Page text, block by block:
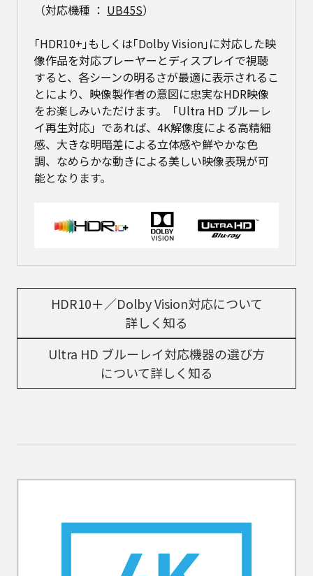
（対応機種 ： UB45S）
｢HDR10+｣もしくは｢Dolby Vision｣に対応した映
像作品を対応プレーヤーとディスプレイで視聴
すると、各シーンの明るさが最適に表示されるこ
とにより、映像製作者の意図に忠実なHDR映像
をお楽しみいただけます。「Ultra HD ブルーレ
イ再生対応」であれば、4K解像度による高精細
感、大きな明暗差による立体感や鮮やかな色
調、なめらかな動きによる美しい映像表現が可
能となります。
HDR10＋／Dolby Vision対応について
詳しく知る
Ultra HD ブルーレイ対応機器の選び方
について詳しく知る